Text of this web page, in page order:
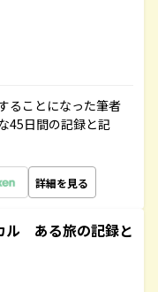
ることになった筆者
45日間の記録と記
詳細を見る
ル ある旅の記録と